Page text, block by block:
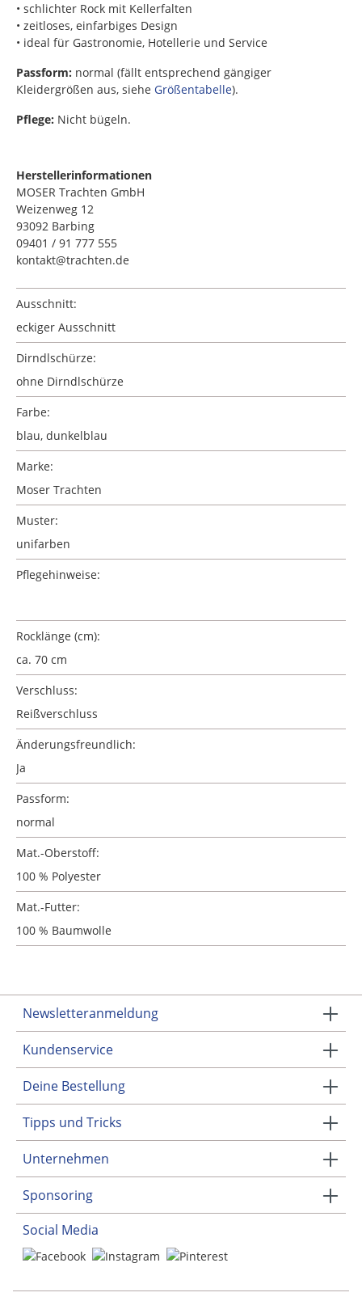
• schlichter Rock mit Kellerfalten
• zeitloses, einfarbiges Design
• ideal für Gastronomie, Hotellerie und Service
Passform: normal (fällt entsprechend gängiger
Kleidergrößen aus, siehe Größentabelle).
Pflege: Nicht bügeln.
Herstellerinformationen
MOSER Trachten GmbH
Weizenweg 12
93092 Barbing
09401 / 91 777 555
kontakt@trachten.de
Ausschnitt:
eckiger Ausschnitt
Dirndlschürze:
ohne Dirndlschürze
Farbe:
blau, dunkelblau
Marke:
Moser Trachten
Muster:
unifarben
Pflegehinweise:
Rocklänge (cm):
ca. 70 cm
Verschluss:
Reißverschluss
Änderungsfreundlich:
Ja
Passform:
normal
Mat.-Oberstoff:
100 % Polyester
Mat.-Futter:
100 % Baumwolle
Newsletteranmeldung
Kundenservice
Deine Bestellung
Tipps und Tricks
Unternehmen
Sponsoring
Social Media